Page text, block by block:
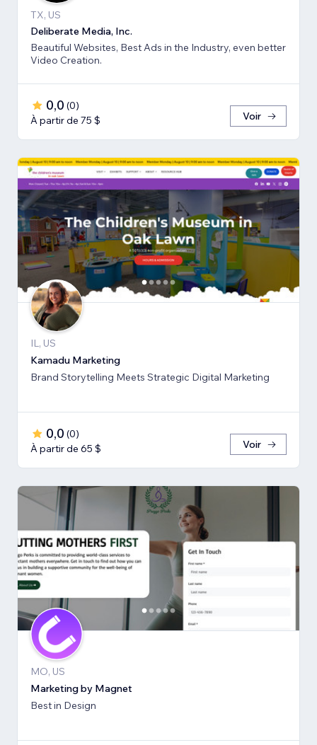
TX, US
Deliberate Media, Inc.
Beautiful Websites, Best Ads in the Industry, even better
Video Creation.
0,0 (0)
À partir de 75 $
Voir
IL, US
Kamadu Marketing
Brand Storytelling Meets Strategic Digital Marketing
0,0 (0)
À partir de 65 $
Voir
MO, US
Marketing by Magnet
Best in Design